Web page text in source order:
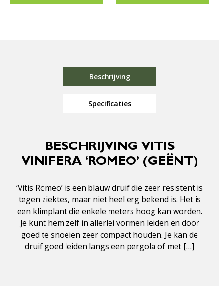
Beschrijving
Specificaties
BESCHRIJVING VITIS
VINIFERA ‘ROMEO’ (GEËNT)
‘Vitis Romeo’ is een blauw druif die zeer resistent is
tegen ziektes, maar niet heel erg bekend is. Het is
een klimplant die enkele meters hoog kan worden.
Je kunt hem zelf in allerlei vormen leiden en door
goed te snoeien zeer compact houden. Je kan de
druif goed leiden langs een pergola of met […]